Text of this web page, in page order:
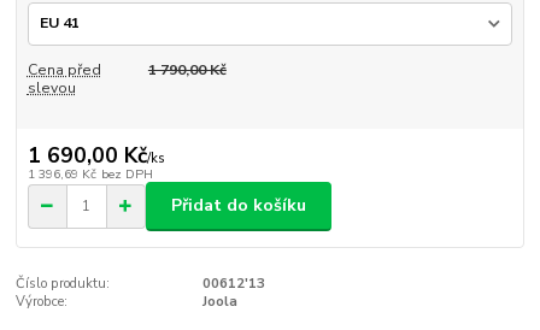
Cena před
slevou
1 790,00 Kč
1 690,00 Kč/ks
1 396,69 Kč bez DPH
Přidat do košíku
Číslo produktu:
00612'13
Výrobce:
Joola